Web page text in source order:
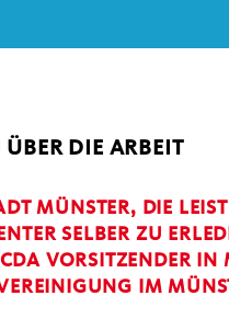
DIE ARBEIT
MÜNSTER, DIE
SELBER ZU
VORSITZENDER
IM